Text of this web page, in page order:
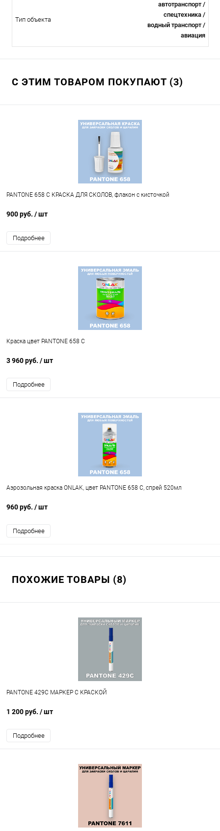
Тип объекта
автотранспорт /
спецтехника /
водный транспорт /
авиация
С ЭТИМ ТОВАРОМ ПОКУПАЮТ (3)
PANTONE 658 C КРАСКА ДЛЯ СКОЛОВ, флакон с кисточкой
900 руб. / шт
Подробнее
Краска цвет PANTONE 658 C
3 960 руб. / шт
Подробнее
Аэрозольная краска ONLAK, цвет PANTONE 658 C, спрей 520мл
960 руб. / шт
Подробнее
ПОХОЖИЕ ТОВАРЫ (8)
PANTONE 429C МАРКЕР С КРАСКОЙ
1 200 руб. / шт
Подробнее